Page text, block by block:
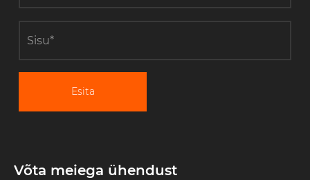
Esita
Võta meiega ühendust